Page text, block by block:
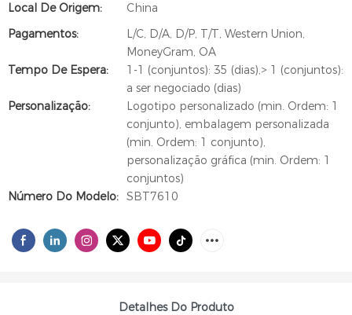
Local De Origem:
China
Pagamentos:
L/C, D/A, D/P, T/T, Western Union,
MoneyGram, OA
Tempo De Espera:
1-1 (conjuntos): 35 (dias),> 1 (conjuntos):
a ser negociado (dias)
Personalização:
Logotipo personalizado (min. Ordem: 1
conjunto), embalagem personalizada
(min. Ordem: 1 conjunto),
personalização gráfica (min. Ordem: 1
conjuntos)
Número Do Modelo: SBT7610
Detalhes Do Produto